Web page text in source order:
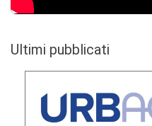
Ultimi pubblicati